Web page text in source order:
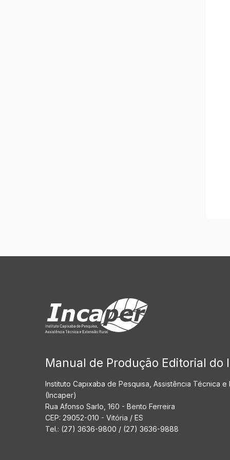
Manual de Produção Editorial do
Instituto Capixaba de Pesquisa, Assistência Técnica e
(Incaper)
Rua Afonso Sarlo, 160 - Bento Ferreira
CEP: 29052-010 - Vitória / ES
Tel.: (27) 3636-9800 / (27) 3636-9888